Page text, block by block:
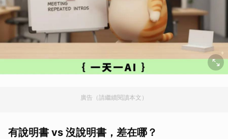
廣告（請繼續閱讀本文）
有說明書 vs 沒說明書，差在哪？